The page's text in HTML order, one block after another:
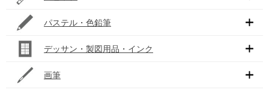
パステル・色鉛筆
デッサン・製図用品・インク
画筆